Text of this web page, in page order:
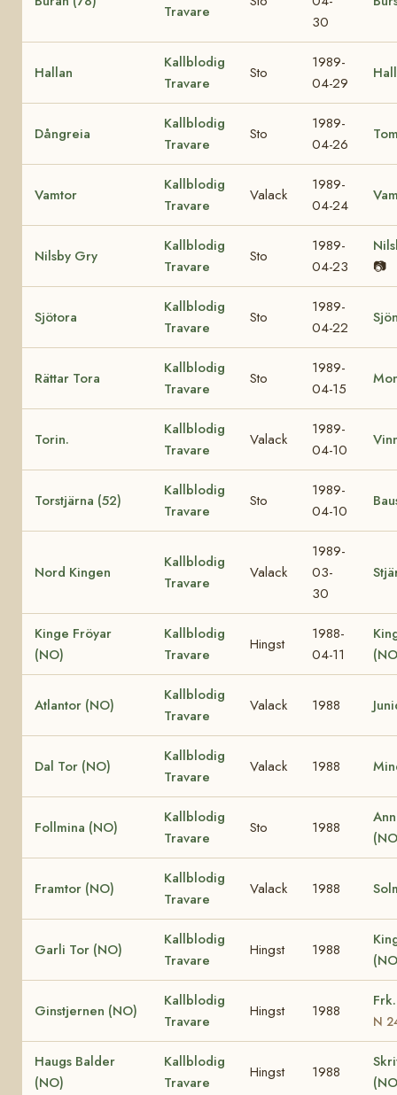
Travare
30
Hallan
Kallblodig
Travare
Sto
1989-
04-29
Dångreia
Kallblodig
Travare
Sto
1989-
04-26
Vamtor
Kallblodig
Travare
Valack
1989-
04-24
Nilsby Gry
Kallblodig
Travare
Sto
1989-
04-23
📷
Sjötora
Kallblodig
Travare
Sto
1989-
04-22
Rättar Tora
Kallblodig
Travare
Sto
1989-
04-15
Torin.
Kallblodig
Travare
Valack
1989-
04-10
Torstjärna (52)
Kallblodig
Travare
Sto
1989-
04-10
Nord Kingen
Kallblodig
Travare
Valack
1989-
03-
30
Kinge Fröyar
(NO)
Kallblodig
Travare
Hingst
1988-
04-11
Atlantor (NO)
Kallblodig
Travare
Valack 1988
Dal Tor (NO)
Kallblodig
Travare
Valack 1988
Follmina (NO)
Kallblodig
Travare
Sto 1988
Framtor (NO)
Kallblodig
Travare
Valack 1988
Garli Tor (NO)
Kallblodig
Travare
Hingst 1988
Ginstjernen (NO)
Kallblodig
Travare
Hingst 1988
N
Haugs Balder
(NO)
Kallblodig
Travare
Hingst 1988